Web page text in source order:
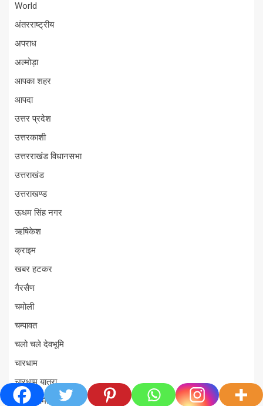
World
अंतरराष्ट्रीय
अपराध
अल्मोड़ा
आपका शहर
आपदा
उत्तर प्रदेश
उत्तरकाशी
उत्तरराखंड विधानसभा
उत्तराखंड
उत्तराखण्ड
ऊधम सिंह नगर
ऋषिकेश
क्राइम
खबर हटकर
गैरसैण
चमोली
चम्पावत
चलो चले देवभूमि
चारधाम
चारधाम यात्रा
जम्मू-कश्मीर